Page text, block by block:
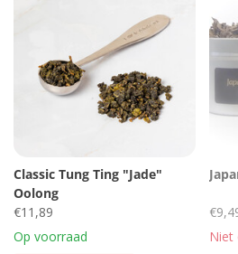
Classic Tung Ting "Jade"
Oolong
€11,89
Op voorraad
Niet